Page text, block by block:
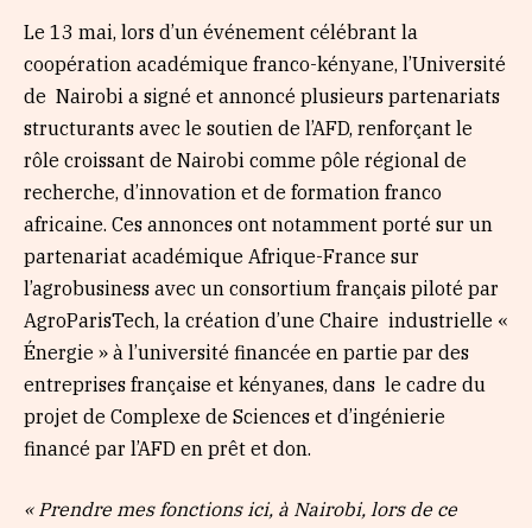
Le 13 mai, lors d’un événement célébrant la
coopération académique franco-kényane, l’Université
de Nairobi a signé et annoncé plusieurs partenariats
structurants avec le soutien de l’AFD, renforçant le
rôle croissant de Nairobi comme pôle régional de
recherche, d’innovation et de formation franco
africaine. Ces annonces ont notamment porté sur un
partenariat académique Afrique-France sur
l’agrobusiness avec un consortium français piloté par
AgroParisTech, la création d’une Chaire industrielle «
Énergie » à l’université financée en partie par des
entreprises française et kényanes, dans le cadre du
projet de Complexe de Sciences et d’ingénierie
financé par l’AFD en prêt et don.
« Prendre mes fonctions ici, à Nairobi, lors de ce